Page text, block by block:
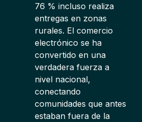
76 % incluso realiza
entregas en zonas
rurales. El comercio
electrónico se ha
convertido en una
verdadera fuerza a
nivel nacional,
conectando
comunidades que antes
estaban fuera de la